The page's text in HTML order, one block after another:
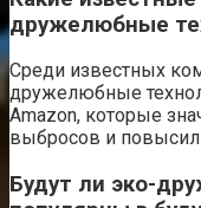
дружелюбные
Среди известных
дружелюбные
Amazon, которые
выбросов и
Будут ли эко-